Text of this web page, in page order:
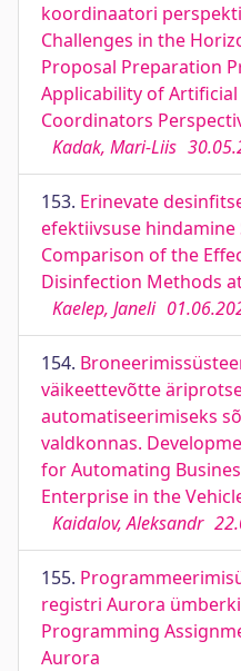
koordinaatori
Challenges in the
Proposal Preparation
Applicability of
Coordinators
Kadak, Mari-Liis
153. Erinevate
efektiivsuse hindamine
Comparison of the
Disinfection Methods
Kaelep, Janeli
154.
väikeettevõtte
automatiseerimiseks
valdkonnas.
for Automating
Enterprise in the
Kaidalov, Aleksandr
155.
registri Aurora
Programming
Aurora